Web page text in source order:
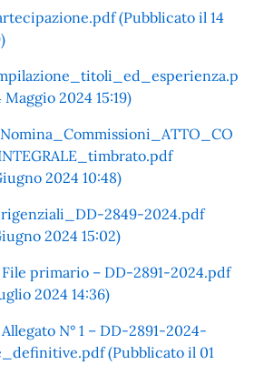
(Pubblicato il 14
2024 15:19)
2024 10:48)
2849-2024.pdf
2024 15:02)
primario – DD-2891-2024.pdf
2024 14:36)
N° 1 – DD-2891-2024-
(Pubblicato il 01